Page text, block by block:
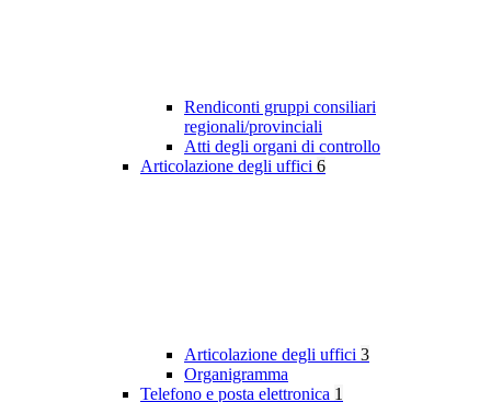
Rendiconti gruppi consiliari
regionali/provinciali
Atti degli organi di controllo
Articolazione degli uffici 6
Articolazione degli uffici 3
Organigramma
Telefono e posta elettronica 1